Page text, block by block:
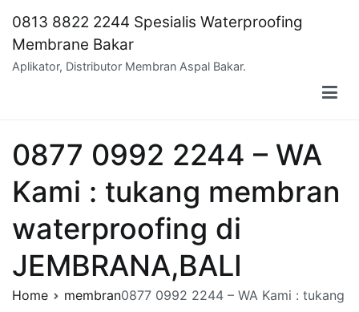
content
0813 8822 2244 Spesialis Waterproofing
Membrane Bakar
Aplikator, Distributor Membran Aspal Bakar.
0877 0992 2244 – WA
Kami : tukang membran
waterproofing di
JEMBRANA,BALI
Home
membran0877 0992 2244 – WA Kami : tukang